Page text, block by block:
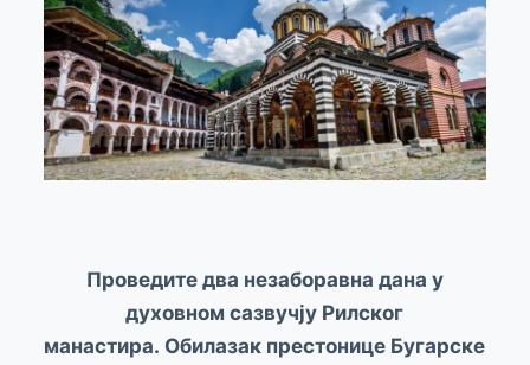
Проведите два незаборавна дана у
духовном сазвучју Рилског
манастира. Обилазак престонице Бугарске